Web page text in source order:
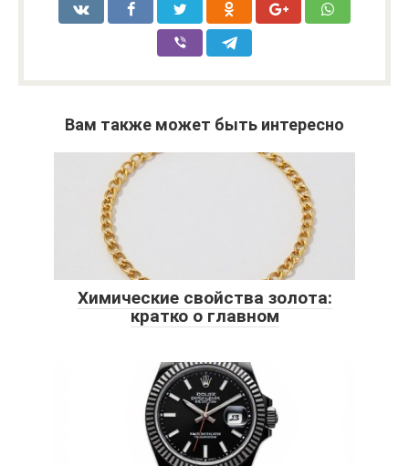
Вам также может быть интересно
Химические свойства золота:
кратко о главном